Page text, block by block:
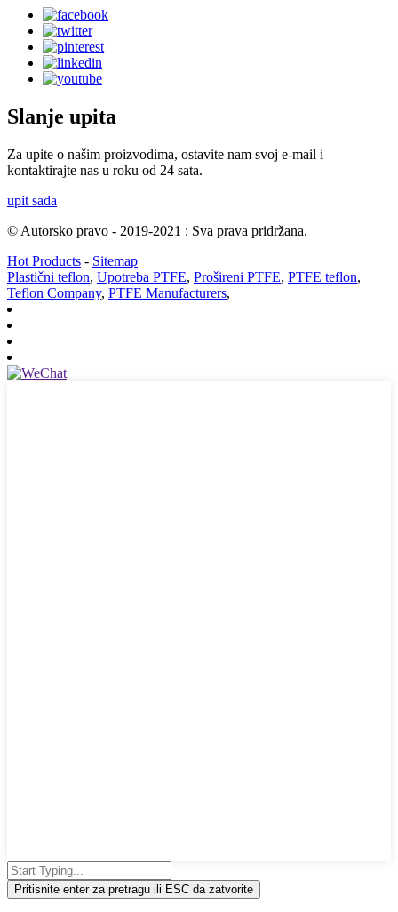
Slanje upita
Za upite o našim proizvodima, ostavite nam svoj e-mail i
kontaktirajte nas u roku od 24 sata.
upit sada
© Autorsko pravo - 2019-2021 : Sva prava pridržana.
Hot Products - Sitemap
Plastični teflon, Upotreba PTFE, Prošireni PTFE, PTFE teflon,
Teflon Company, PTFE Manufacturers,
Pritisnite enter za pretragu ili ESC da zatvorite